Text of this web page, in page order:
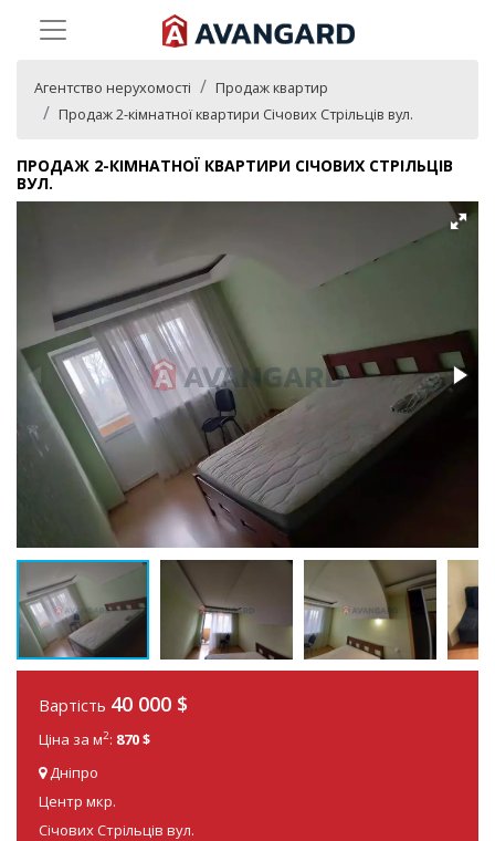
Агентство нерухомості
Продаж квартир
Продаж 2-кімнатної квартири Січових Стрільців вул.
ПРОДАЖ 2-КІМНАТНОЇ КВАРТИРИ СІЧОВИХ СТРІЛЬЦІВ
ВУЛ.
Вартість 40 000 $
Ціна за м2: 870 $
Дніпро
Центр мкр.
Січових Стрільців вул.